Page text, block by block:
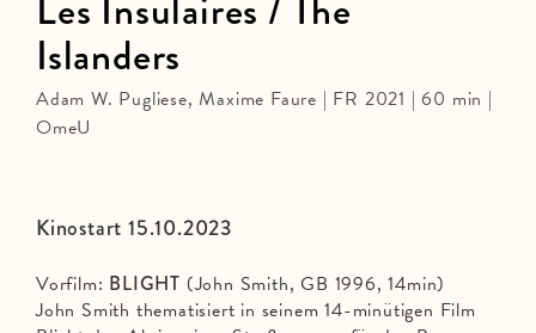
Kinostart 15.10.2023
Vorfilm: BLIGHT (John Smith, GB 1996, 14min)
John Smith thematisiert in seinem 14-minütigen Film
Islanders
Adam W. Pugliese, Maxime Faure | FR 2021 | 60 min |
OmeU